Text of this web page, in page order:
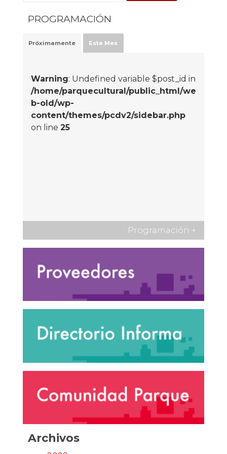
PROGRAMACIÓN
Próximamente Este Mes
Warning: Undefined variable $post_id in
/home/parquecultural/public_html/we
b-old/wp-
content/themes/pcdv2/sidebar.php
on line 25
Programación +
Archivos